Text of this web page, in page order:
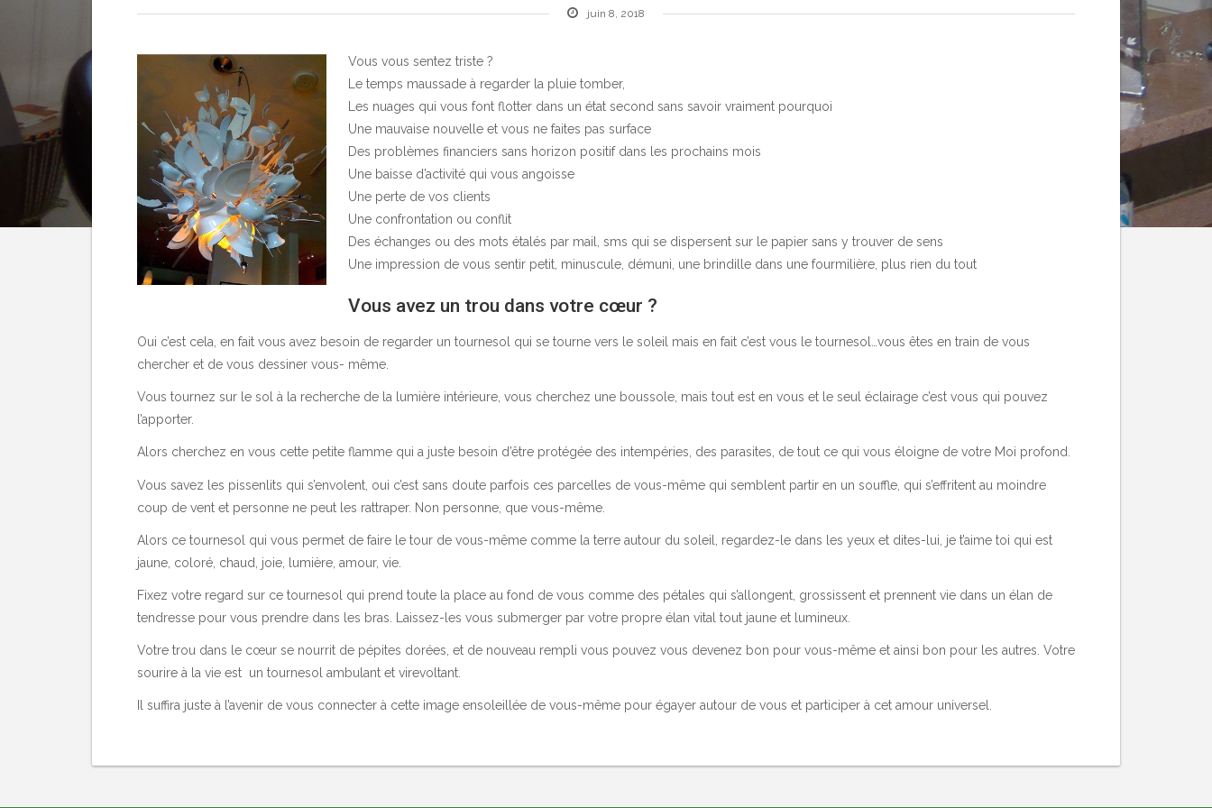
juin 8, 2018
Vous vous sentez triste ?
Le temps maussade à regarder la pluie tomber,
Les nuages qui vous font flotter dans un état second sans savoir vraiment pourquoi
Une mauvaise nouvelle et vous ne faites pas surface
Des problèmes financiers sans horizon positif dans les prochains mois
Une baisse d’activité qui vous angoisse
Une perte de vos clients
Une confrontation ou conflit
Des échanges ou des mots étalés par mail, sms qui se dispersent sur le papier sans y trouver de sens
Une impression de vous sentir petit, minuscule, démuni, une brindille dans une fourmilière, plus rien du tout
Vous avez un trou dans votre cœur ?
Oui c’est cela, en fait vous avez besoin de regarder un tournesol qui se tourne vers le soleil mais en fait c’est vous le tournesol…vous êtes en train de vous
chercher et de vous dessiner vous- même.
Vous tournez sur le sol à la recherche de la lumière intérieure, vous cherchez une boussole, mais tout est en vous et le seul éclairage c’est vous qui pouvez
l’apporter.
Alors cherchez en vous cette petite flamme qui a juste besoin d’être protégée des intempéries, des parasites, de tout ce qui vous éloigne de votre Moi profond.
Vous savez les pissenlits qui s’envolent, oui c’est sans doute parfois ces parcelles de vous-même qui semblent partir en un souffle, qui s’effritent au moindre
coup de vent et personne ne peut les rattraper. Non personne, que vous-même.
Alors ce tournesol qui vous permet de faire le tour de vous-même comme la terre autour du soleil, regardez-le dans les yeux et dites-lui, je t’aime toi qui est
jaune, coloré, chaud, joie, lumière, amour, vie.
Fixez votre regard sur ce tournesol qui prend toute la place au fond de vous comme des pétales qui s’allongent, grossissent et prennent vie dans un élan de
tendresse pour vous prendre dans les bras. Laissez-les vous submerger par votre propre élan vital tout jaune et lumineux.
Votre trou dans le cœur se nourrit de pépites dorées, et de nouveau rempli vous pouvez vous devenez bon pour vous-même et ainsi bon pour les autres. Votre
sourire à la vie est un tournesol ambulant et virevoltant.
Il suffira juste à l’avenir de vous connecter à cette image ensoleillée de vous-même pour égayer autour de vous et participer à cet amour universel.